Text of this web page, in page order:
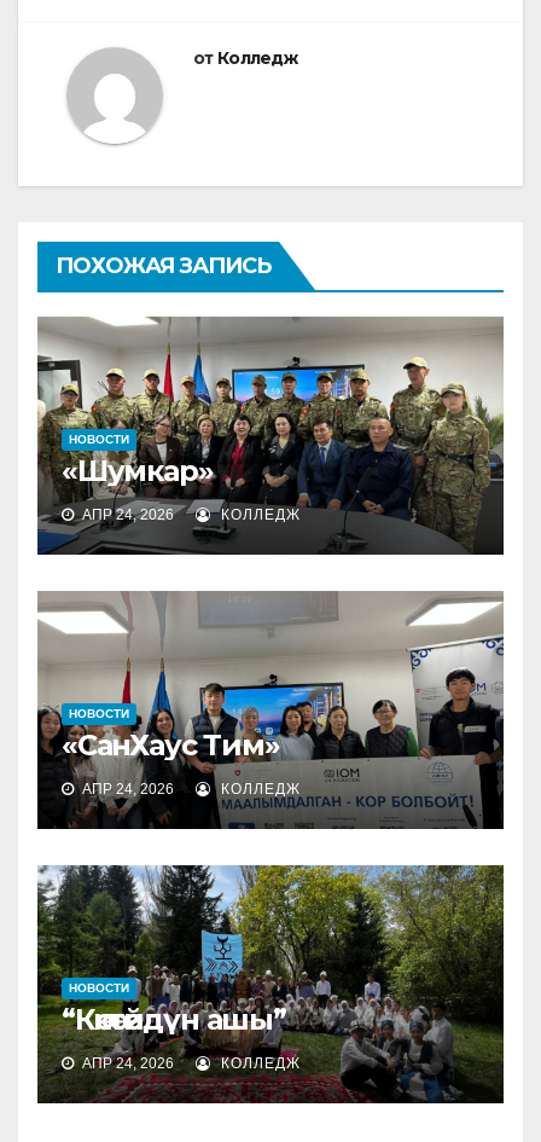
от Колледж
ПОХОЖАЯ ЗАПИСЬ
НОВОСТИ
«Шумкар»
АПР 24, 2026 КОЛЛЕДЖ
НОВОСТИ
«СанХаус Тим»
АПР 24, 2026 КОЛЛЕДЖ
НОВОСТИ
“Көкөтөйдүн ашы”
АПР 24, 2026 КОЛЛЕДЖ